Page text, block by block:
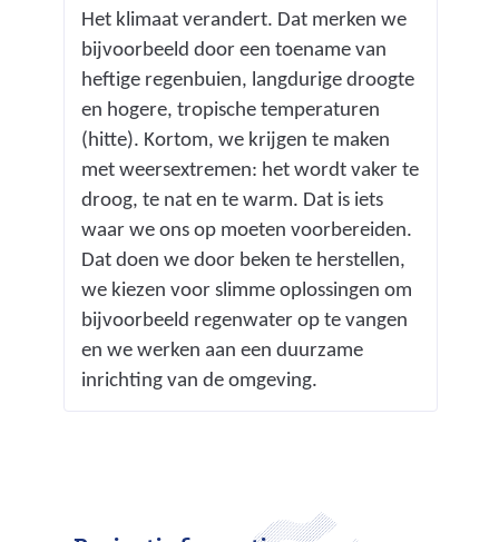
a
n
d
e
r
e
w
e
b
s
i
t
l
d
i
n
g
:
c
o
l
l
e
n
s
a
Het klimaat verandert. Dat merken we
bijvoorbeeld door een toename van
heftige regenbuien, langdurige droogte
en hogere, tropische temperaturen
(hitte). Kortom, we krijgen te maken
met weersextremen: het wordt vaker te
droog, te nat en te warm. Dat is iets
waar we ons op moeten voorbereiden.
Dat doen we door beken te herstellen,
we kiezen voor slimme oplossingen om
bijvoorbeeld regenwater op te vangen
en we werken aan een duurzame
inrichting van de omgeving.